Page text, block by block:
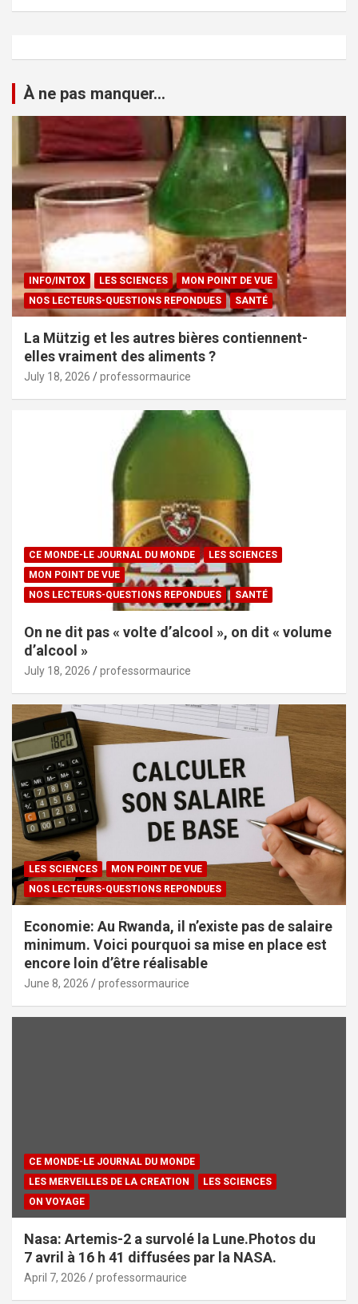
À ne pas manquer...
INFO/INTOX LES SCIENCES
MON POINT DE VUE
NOS LECTEURS-QUESTIONS REPONDUES
SANTÉ
La Mützig et les autres bières contiennent-
elles vraiment des aliments ?
July 18, 2026 professormaurice
CE MONDE-LE JOURNAL DU MONDE
LES SCIENCES
MON POINT DE VUE
NOS LECTEURS-QUESTIONS REPONDUES
SANTÉ
On ne dit pas « volte d’alcool », on dit « volume
d’alcool »
July 18, 2026 professormaurice
LES SCIENCES
MON POINT DE VUE
NOS LECTEURS-QUESTIONS REPONDUES
Economie: Au Rwanda, il n’existe pas de salaire
minimum. Voici pourquoi sa mise en place est
encore loin d’être réalisable
June 8, 2026 professormaurice
CE MONDE-LE JOURNAL DU MONDE
LES MERVEILLES DE LA CREATION
LES SCIENCES
ON VOYAGE
Nasa: Artemis-2 a survolé la Lune.Photos du
7 avril à 16 h 41 diffusées par la NASA.
April 7, 2026 professormaurice